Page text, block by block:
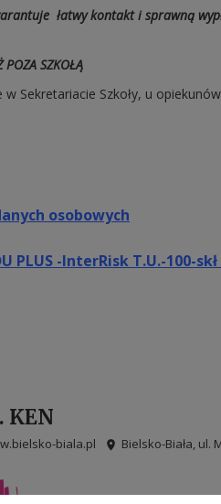
łatwy kontakt i sprawną
POZA SZKOŁĄ
Sekretariacie Szkoły, u
osobowych
PLUS -InterRisk T.U.-100-
KEN
biala.pl Bielsko-Biała, ul.